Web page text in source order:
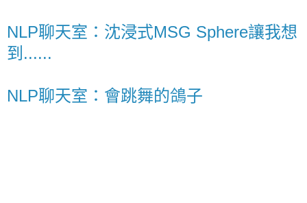
NLP聊天室：沈浸式MSG Sphere讓我想
到......
NLP聊天室：會跳舞的鴿子